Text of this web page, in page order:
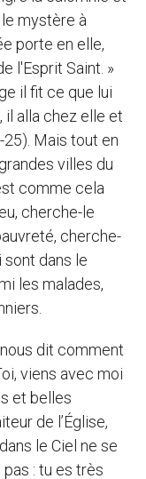
mystère à
porte en elle,
l'Esprit Saint. »
il fit ce que lui
il alla chez elle et
25). Mais tout en
villes du
comme cela
cherche-le
cherche-
sont dans le
les malades,
dit comment
viens avec moi
et belles
de l’Église,
le Ciel ne se
: tu es très